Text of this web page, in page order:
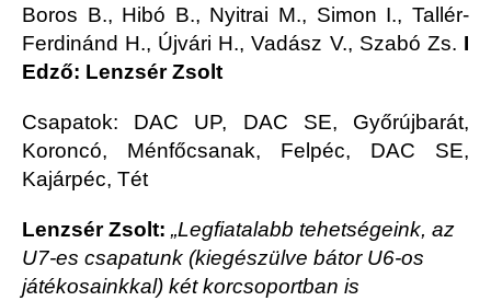
Boros B., Hibó B., Nyitrai M., Simon I., Tallér-
Ferdinánd H., Újvári H., Vadász V., Szabó Zs. I
Edző: Lenzsér Zsolt
Csapatok: DAC UP, DAC SE, Győrújbarát,
Koroncó, Ménfőcsanak, Felpéc, DAC SE,
Kajárpéc, Tét
Lenzsér Zsolt: „Legfiatalabb tehetségeink, az
U7-es csapatunk (kiegészülve bátor U6-os
játékosainkkal) két korcsoportban is